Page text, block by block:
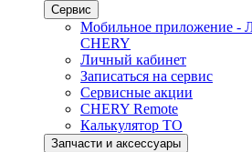
Сервис
Мобильное приложение -
CHERY
Личный кабинет
Записаться на сервис
Сервисные акции
CHERY Remote
Калькулятор ТО
Запчасти и аксессуары